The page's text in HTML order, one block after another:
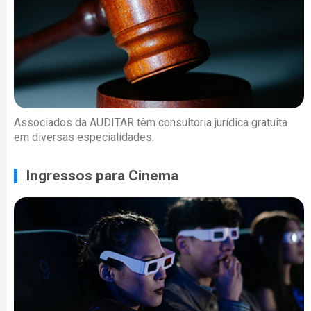
Associados da AUDITAR têm consultoria jurídica gratuita
em diversas especialidades.
Ingressos para Cinema